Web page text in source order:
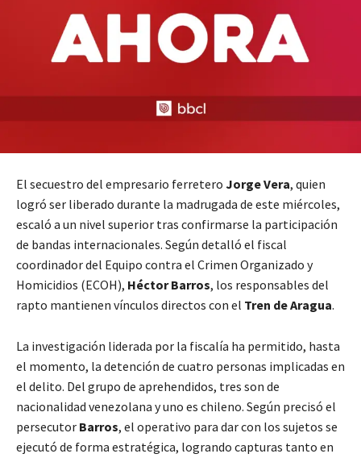
El secuestro del empresario ferretero Jorge Vera, quien
logró ser liberado durante la madrugada de este miércoles,
escaló a un nivel superior tras confirmarse la participación
de bandas internacionales. Según detalló el fiscal
coordinador del Equipo contra el Crimen Organizado y
Homicidios (ECOH), Héctor Barros, los responsables del
rapto mantienen vínculos directos con el Tren de Aragua.
La investigación liderada por la fiscalía ha permitido, hasta
el momento, la detención de cuatro personas implicadas en
el delito. Del grupo de aprehendidos, tres son de
nacionalidad venezolana y uno es chileno. Según precisó el
persecutor Barros, el operativo para dar con los sujetos se
ejecutó de forma estratégica, logrando capturas tanto en